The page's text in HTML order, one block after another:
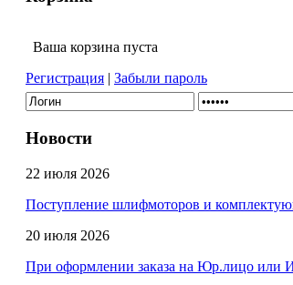
Ваша корзина пуста
Регистрация | Забыли пароль
Новости
22 июля 2026
Поступление шлифмоторов и
20 июля 2026
При оформлении заказа на Юр.лицо или